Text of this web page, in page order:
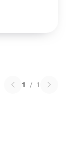
1 / 1